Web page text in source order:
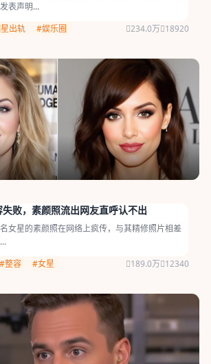
表声明...
出轨
#娱乐圈 234.0万 18920
败，素颜照流出网友直呼认不出
女星的素颜照在网络上疯传，与其精修照片相差
#整容
#女星 189.0万 12340